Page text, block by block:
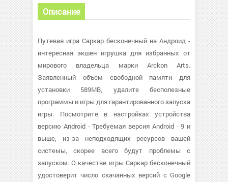
Описание
Путевая игра Саркар бесконечный на Андроид -
интересная экшен игрушка для избранных от
мирового владельца марки Arckon Arts.
Заявленный объем свободной памяти для
установки 589MB, удалите бесполезные
программы и игры для гарантированного запуска
игры. Посмотрите в настройках устройства
версию Android - Требуемая версия Android - 9 и
выше, из-за неподходящих ресурсов вашей
системы, скорее всего будут проблемы с
запуском. О качестве игры Саркар бесконечный
удостоверит число скачанных версий с Google